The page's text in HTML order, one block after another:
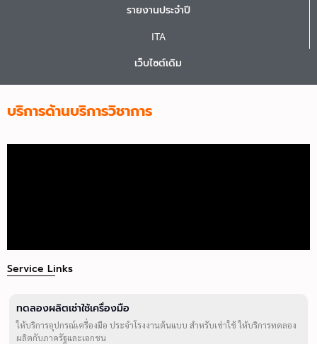
รายงานประจำปี
ITA
เว็บไซต์เดิม
บริการด้านบริการวิชาการ
Service Links
ทดลองผลิตเช่าใช้เครื่องมือ
ให้บริการอุปกรณ์เครื่องมือ ประจำโรงงานต้นแบบ สำหรับเช่าใช้ ให้บริการทดลอง
ผลิตกับภาครัฐและเอกชน